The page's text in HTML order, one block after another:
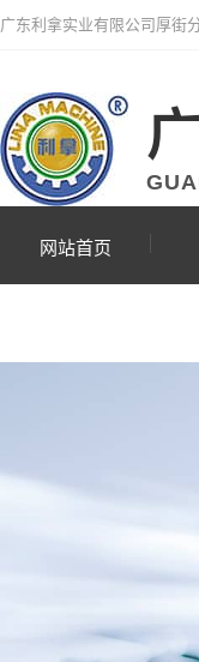
广东利拿实业有限公司厚街
网站首页